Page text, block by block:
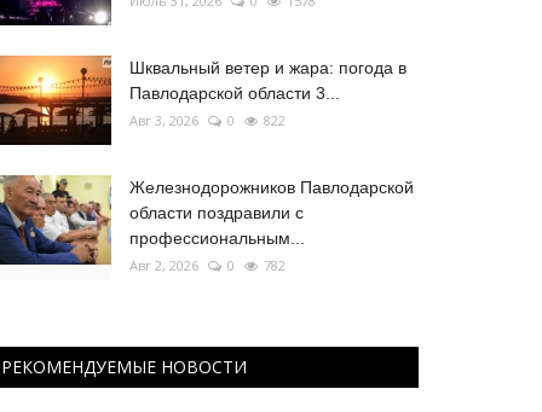
Шквальный ветер и жара: погода в
Павлодарской области 3...
Авг 3, 2026 0 822
Железнодорожников Павлодарской
области поздравили с
профессиональным...
Авг 2, 2026 0 782
РЕКОМЕНДУЕМЫЕ НОВОСТИ